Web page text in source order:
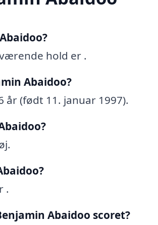
hold er .
Abaidoo?
år (født 11. januar 1997).
.
Abaidoo scoret?